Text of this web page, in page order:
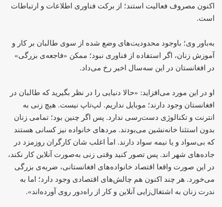
اکنون مصروف فعالیت استند؛ از برکت فناوری اطلاعات و ارتباطات
است.
به‌باور وی؛ باوجود محدودیت‌های وضع شده از سوی طالبان بر کار و
آموزش زنان، اگر استفاده از فناوری نبود؛ ممکن «فاجعه‌ی بزرگی»
در افغانستان در این سه‌سال اخیر رخ می‌داد.
او در این مورد می‌افزاید: «حالا دنیایی را در نظر بگیرید که طالبان در
افغانستان وجود دارند؛ موبایل نداریم. لپ‌تاپ نیست. هیچ زنی به
انترنت و تکنالوژی دست‌رسی ندارد. پس اگر چنین بود؛ تمامی زنان
بدون استثنا خانه‌نشین می‌بودند. مردهای خانواده‌ نیز کسانی هستند
که بی‌سواد و یا نیمه سواد دارند. امأ اغلب شان کارگران روز‌مزد در
جاده‌های شهر اند. پس تصور کنید وقتی زنی به‌صورت آنلاین کار نکند،
در این صورت واقعا اقتصاد خانواده‌های افغانستانی، ضربه‌ی بزرگی
می‌خورد. هر چند اکنون هم چالش‌های اقتصادی وجود دارد؛ اما به
ندرت زنان به اشتغال‌زایی آنلاین و کار از راه‌دور روی آورده‌اند».